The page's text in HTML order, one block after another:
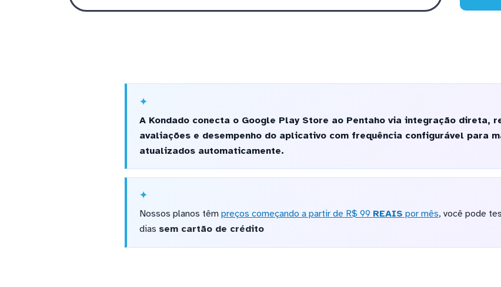
A Kondado conecta o Google Play Store ao Pentaho via integração direta,
avaliações e desempenho do aplicativo com frequência configurável para
atualizados automaticamente.
Nossos planos têm preços começando a partir de R$ 99 REAIS por mês, você pode
dias sem cartão de crédito